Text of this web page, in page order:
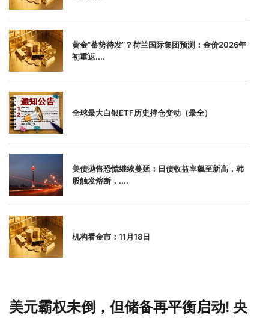
黄金“蓄势待发”？荷兰国际集团预测：金价2026年
初重返....
全球最大白银ETF历史持仓变动（最全）
美债抛售恐慌继续蔓延：日债收益率飙至新高，韩
股触发熔断，....
机构看金市：11月18日
美元霸权未倒，但储备再平衡启动! 央